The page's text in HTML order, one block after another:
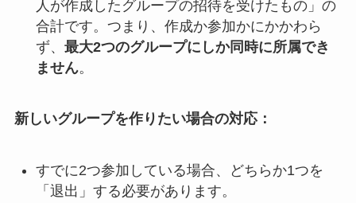
人が作成したグループの招待を受けたもの」の
合計です。つまり、作成か参加かにかかわら
ず、 最大2つのグループにしか同時に所属でき
ません。
新しいグループを作りたい場合の対応：
すでに2つ参加している場合、どちらか1つを
「退出」する必要があります。